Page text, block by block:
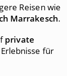
Reisen wie
Marrakesch.
private
für